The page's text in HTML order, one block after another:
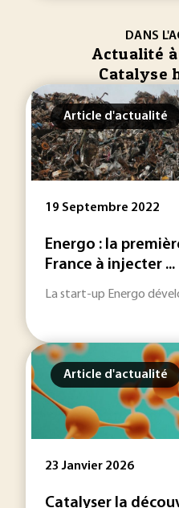
DANS
Actualité
Catalyse
Article d'actualité
19 Septembre 2022
Energo : la
France à injecter ...
La start-up Energo
Article d'actualité
23 Janvier 2026
Catalyser la